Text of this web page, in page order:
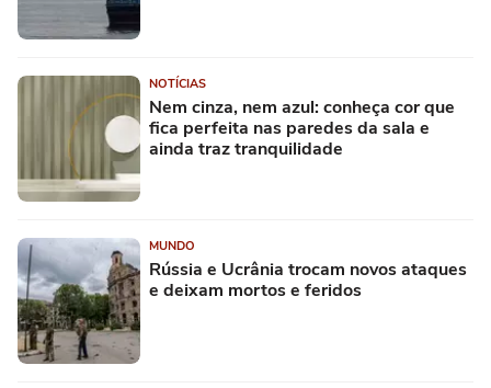
NOTÍCIAS
Nem cinza, nem azul: conheça cor que
fica perfeita nas paredes da sala e
ainda traz tranquilidade
MUNDO
Rússia e Ucrânia trocam novos ataques
e deixam mortos e feridos